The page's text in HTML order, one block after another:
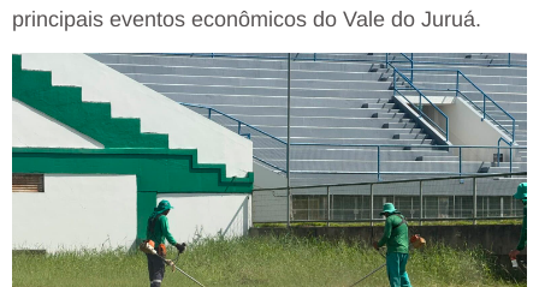
principais eventos econômicos do Vale do Juruá.